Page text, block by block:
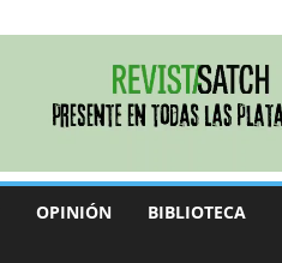
OPINIÓN BIBLIOTECA